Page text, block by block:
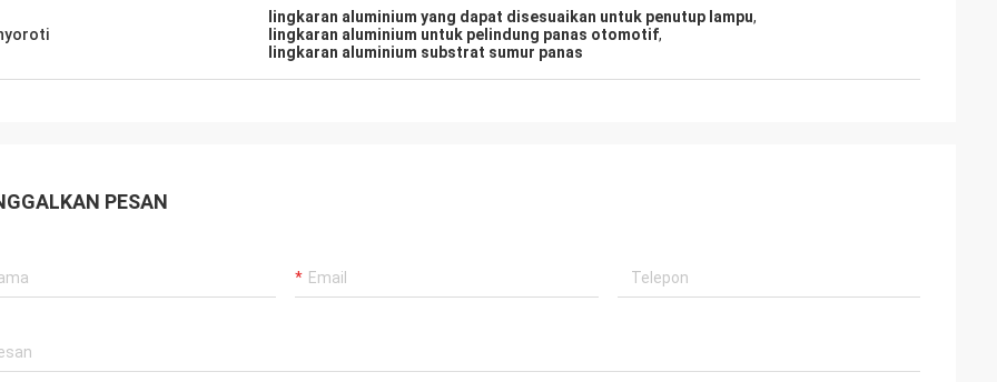
lingkaran aluminium yang dapat disesuaikan untuk penutup lampu,
lingkaran aluminium untuk pelindung panas otomotif,
lingkaran aluminium substrat sumur panas
PESAN